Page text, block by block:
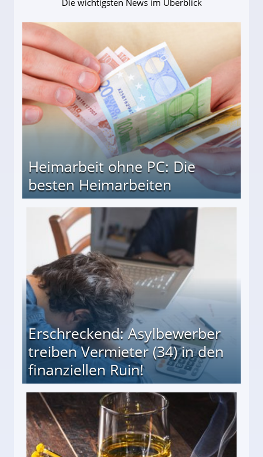
Heimarbeit ohne PC: Die
besten Heimarbeiten
Erschreckend: Asylbewerber
treiben Vermieter (34) in den
finanziellen Ruin!
(34) in den finanziellen Ruin!